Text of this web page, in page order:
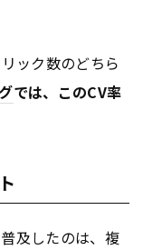
ック数のどちら
では、このCV率
及したのは、複